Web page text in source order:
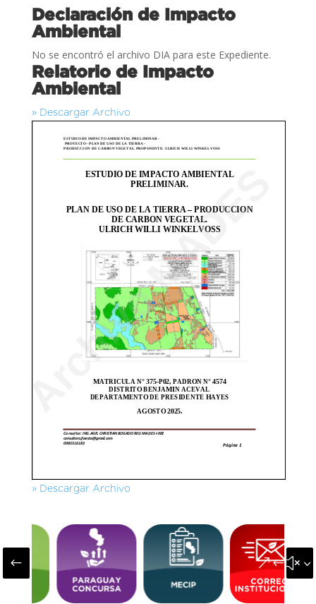
Declaración de Impacto
Ambiental
No se encontró el archivo DIA para este Expediente.
Relatorio de Impacto
Ambiental
» Descargar Archivo
» Descargar Archivo
#